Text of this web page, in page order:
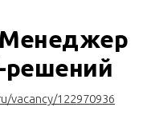
Менеджер
решений
vacancy/122970936